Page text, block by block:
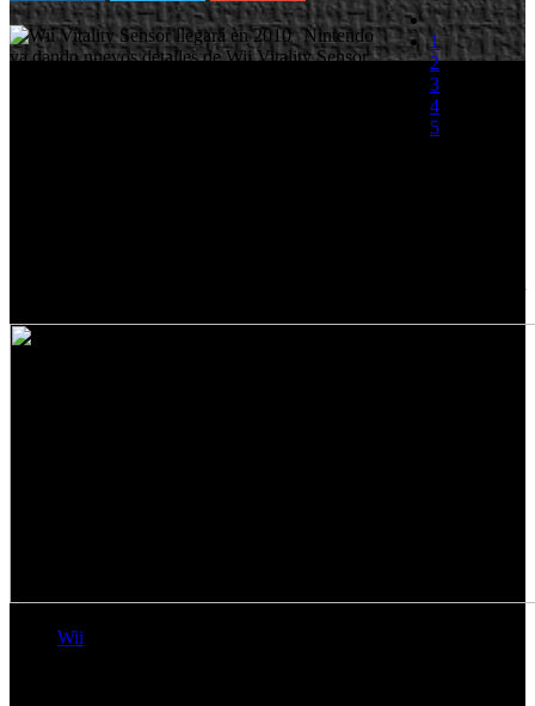
1
2
3
4
5
Nintendo
va dando nuevos detalles de Wii Vitality Sensor.
Wii